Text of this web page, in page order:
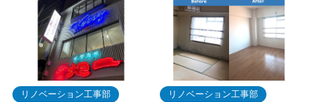
リノベーション工事部 リノベーション工事部